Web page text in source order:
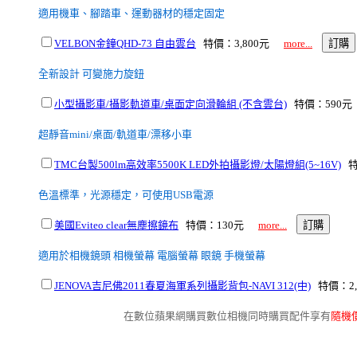
適用機車、腳踏車、運動器材的穩定固定
VELBON金鐘QHD-73 自由雲台 特價：3,800元 more...
全新設計 可變施力旋鈕
小型攝影車/攝影軌道車/桌面定向滑輪組 (不含雲台) 特價：590
超靜音mini/桌面/軌道車/漂移小車
TMC台製500lm高效率5500K LED外拍攝影燈/太陽燈組(5~16V)
色溫標準，光源穩定，可使用USB電源
美國Eviteo clear無塵擦鏡布 特價：130元 more...
適用於相機鏡頭 相機螢幕 電腦螢幕 眼鏡 手機螢幕
JENOVA吉尼佛2011春夏海軍系列攝影背包-NAVI 312(中) 特價：
在數位蘋果網購買數位相機同時購買配件享有隨機